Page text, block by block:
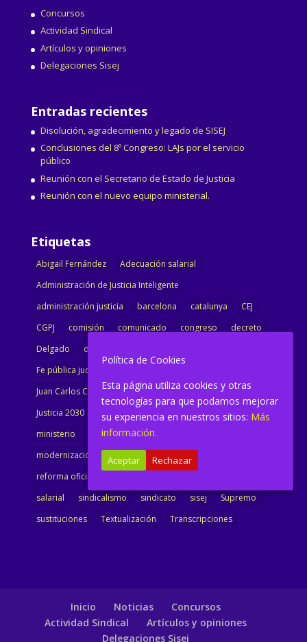
Concursos
Actividad Sindical
Artículos y opiniones
Delegaciones Sisej
Entradas recientes
Disolución, agradecimiento y legado de SISEJ
Conclusiones del 8º Congreso: LAJs por el servicio
público
Reunión con el Secretario de Estado de Justicia
Reunión con el nuevo equipo ministerial.
Etiquetas
Abigail Fernández
Adecuación salarial
Administración de Justicia Inteligente
administración justicia
barcelona catalunya
CEJ
CGPJ
comisión comunicado congreso
decreto
Delgado
dimisión
Fe pública judicial
Juan Carlos Campo
Jurisprudencia
justicia
Justicia 2030
LAJ letrados
Marta Urbano
ministerio
Ministra Justicia
modernización
noticias Portavoz
reforma oficina
salarial
sindicalismo sindicato sisej
Supremo
sustituciones
Textualización Transcripciones
Inicio Noticias
Concursos
Actividad Sindical
Artículos y opiniones
Delegaciones Sisej
Política de Cookies
Esta página utiliza cookies y otras
tecnologías para que podamos mejorar
su experiencia en nuestros sitios: Más
información.
Aceptar Rechazar